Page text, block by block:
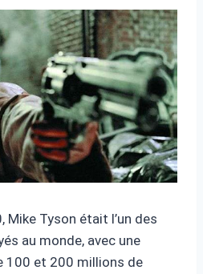
Mike Tyson était l’un des
au monde, avec une
100 et 200 millions de